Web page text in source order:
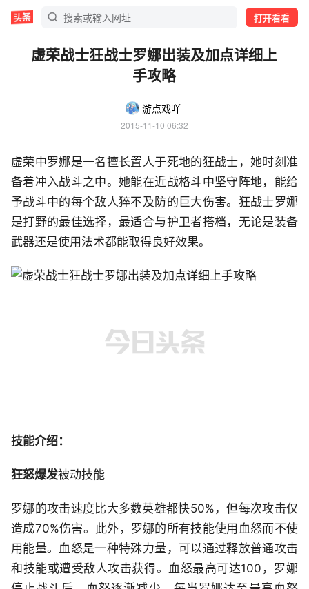
打开看看
虚荣战士狂战士罗娜出装及加点详细上
手攻略
游点戏吖
2015-11-10 06:32
虚荣中罗娜是一名擅长置人于死地的狂战士，她时刻准
备着冲入战斗之中。她能在近战格斗中坚守阵地，能给
予战斗中的每个敌人猝不及防的巨大伤害。狂战士罗娜
是打野的最佳选择，最适合与护卫者搭档，无论是装备
武器还是使用法术都能取得良好效果。
技能介绍：
狂怒爆发被动技能
罗娜的攻击速度比大多数英雄都快50%，但每次攻击仅
造成70%伤害。此外，罗娜的所有技能使用血怒而不使
用能量。血怒是一种特殊力量，可以通过释放普通攻击
和技能或遭受敌人攻击获得。血怒最高可达100，罗娜